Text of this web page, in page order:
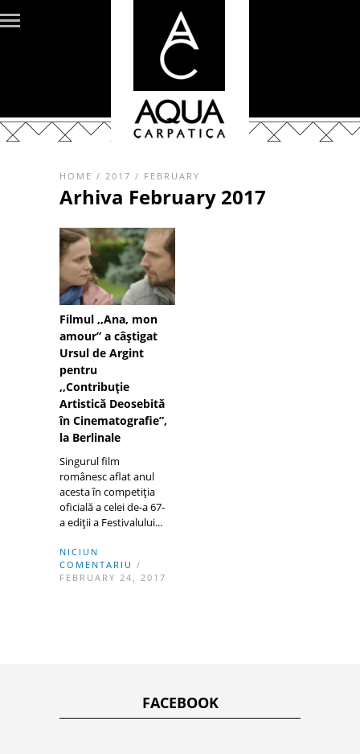
HOME / 2017 / FEBRUARY
Arhiva February 2017
Filmul ,,Ana, mon
amour” a câştigat
Ursul de Argint
pentru
,,Contribuţie
Artistică Deosebită
în Cinematografie”,
la Berlinale
Singurul film
românesc aflat anul
acesta în competiţia
oficială a celei de-a 67-
a ediţii a Festivalului...
NICIUN
COMENTARIU /
FEBRUARY 24, 2017
FACEBOOK